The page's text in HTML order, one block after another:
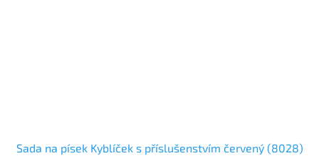
Sada na písek Kyblíček s příslušenstvím červený (8028)